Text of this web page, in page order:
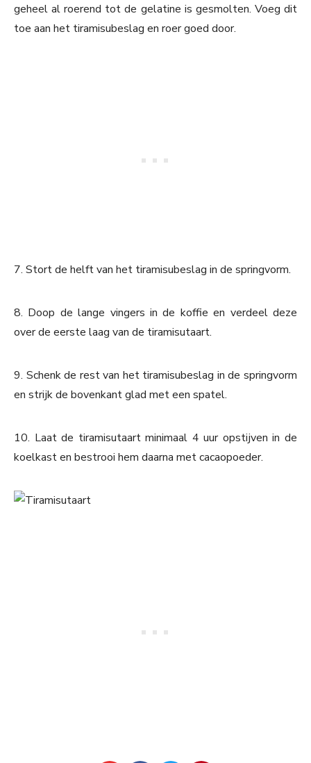
geheel al roerend tot de gelatine is gesmolten. Voeg dit
toe aan het tiramisubeslag en roer goed door.
7. Stort de helft van het tiramisubeslag in de springvorm.
8. Doop de lange vingers in de koffie en verdeel deze
over de eerste laag van de tiramisutaart.
9. Schenk de rest van het tiramisubeslag in de springvorm
en strijk de bovenkant glad met een spatel.
10. Laat de tiramisutaart minimaal 4 uur opstijven in de
koelkast en bestrooi hem daarna met cacaopoeder.